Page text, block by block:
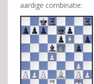
aardige combinatie: